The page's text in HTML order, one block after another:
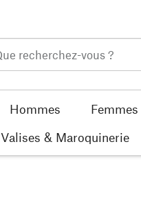
Hommes Femmes
Valises & Maroquinerie